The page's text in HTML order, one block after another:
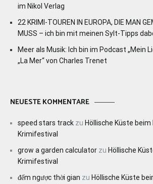
im Nikol Verlag
22 KRIMI-TOUREN IN EUROPA, DIE MAN
MUSS – ich bin mit meinen Sylt-Tipps
Meer als Musik: Ich bin im Podcast „Mein
„La Mer“ von Charles Trenet
NEUESTE KOMMENTARE
speed stars track zu Höllische Küste
Krimifestival
grow a garden calculator zu Höllische
Krimifestival
đếm ngược thời gian zu Höllische Küste